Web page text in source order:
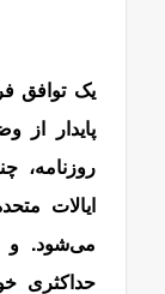
یک توافق
پایدار
روزنامه،
ایالات
می‌شود. و
حداکثری